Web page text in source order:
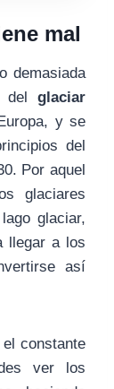
mal
demasiada
del glaciar
y se
del
Por aquel
glaciares
glaciar,
llegar a los
así
constante
ver los